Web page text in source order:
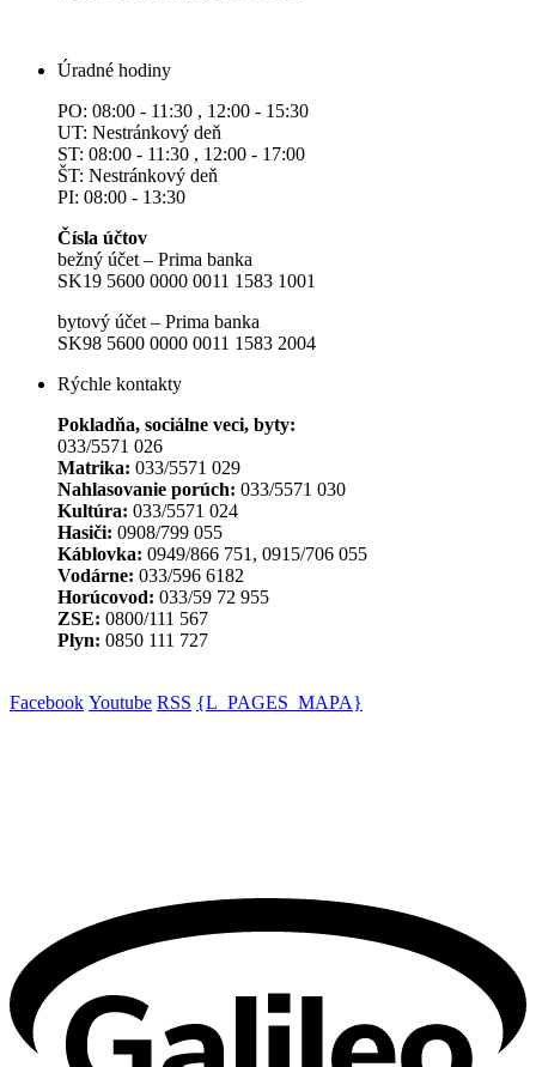
Úradné hodiny
PO: 08:00 - 11:30 , 12:00 - 15:30
UT: Nestránkový deň
ST: 08:00 - 11:30 , 12:00 - 17:00
ŠT: Nestránkový deň
PI: 08:00 - 13:30
Čísla účtov
bežný účet – Prima banka
SK19 5600 0000 0011 1583 1001
bytový účet – Prima banka
SK98 5600 0000 0011 1583 2004
Rýchle kontakty
Pokladňa, sociálne veci, byty:
033/5571 026
Matrika: 033/5571 029
Nahlasovanie porúch: 033/5571 030
Kultúra: 033/5571 024
Hasiči: 0908/799 055
Káblovka: 0949/866 751, 0915/706 055
Vodárne: 033/596 6182
Horúcovod: 033/59 72 955
ZSE: 0800/111 567
Plyn: 0850 111 727
Facebook Youtube RSS {L_PAGES_MAPA}